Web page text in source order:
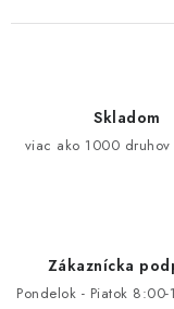
Skladom
viac ako 1000 druhov
Zákaznícka
Pondelok - Piatok